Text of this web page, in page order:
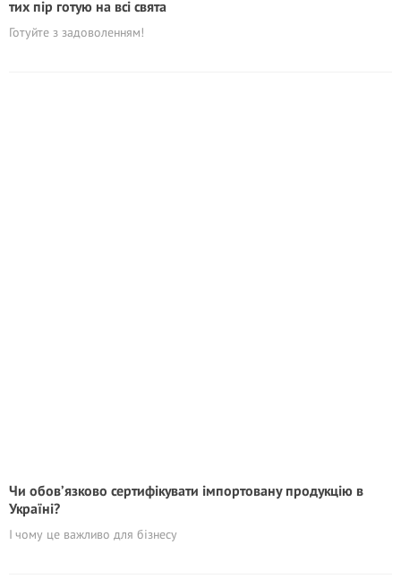
тих пір готую на всі свята
Готуйте з задоволенням!
Чи обов’язково сертифікувати імпортовану продукцію в
Україні?
І чому це важливо для бізнесу